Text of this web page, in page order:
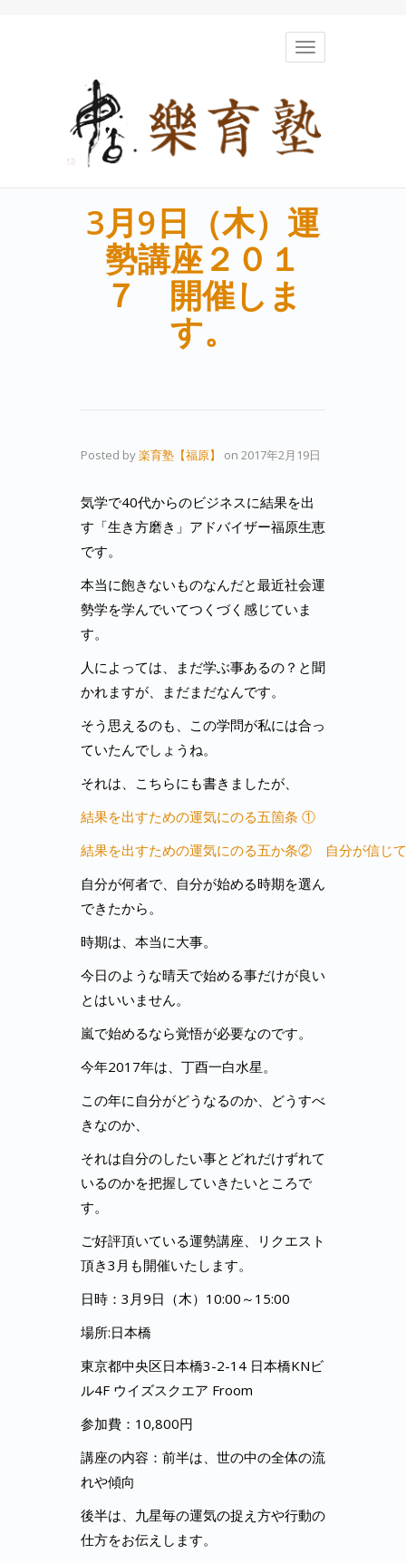
Toggle
navigation
3月9日（木）運
勢講座２０１
７ 開催しま
す。
Posted by楽育塾【福原】 on 2017年2月19日
気学で40代からのビジネスに結果を出
す「生き方磨き」アドバイザー福原生恵
です。
本当に飽きないものなんだと最近社会運
勢学を学んでいてつくづく感じていま
す。
人によっては、まだ学ぶ事あるの？と聞
かれますが、まだまだなんです。
そう思えるのも、この学問が私には合っ
ていたんでしょうね。
それは、こちらにも書きましたが、
結果を出すための運気にのる五箇条 ①
結果を出すための運気にのる五か条② 自分が信じ
自分が何者で、自分が始める時期を選ん
できたから。
時期は、本当に大事。
今日のような晴天で始める事だけが良い
とはいいません。
嵐で始めるなら覚悟が必要なのです。
今年2017年は、丁酉一白水星。
この年に自分がどうなるのか、どうすべ
きなのか、
それは自分のしたい事とどれだけずれて
いるのかを把握していきたいところで
す。
ご好評頂いている運勢講座、リクエスト
頂き3月も開催いたします。
日時：3月9日（木）10:00～15:00
場所:日本橋
東京都中央区日本橋3-2-14 日本橋KNビ
ル4F ウイズスクエア Froom
参加費：10,800円
講座の内容：前半は、世の中の全体の流
れや傾向
後半は、九星毎の運気の捉え方や行動の
仕方をお伝えします。